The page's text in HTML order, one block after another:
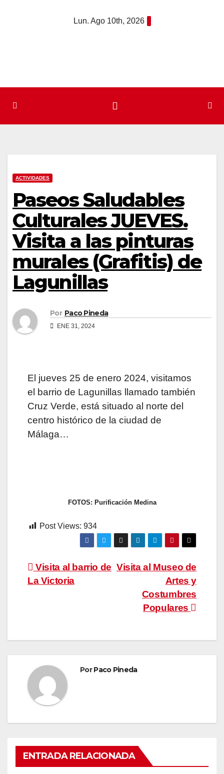
Lun. Ago 10th, 2026
ACTIVIDADES
Paseos Saludables
Culturales JUEVES.
Visita a las pinturas
murales (Grafitis) de
Lagunillas
Por Paco Pineda
ENE 31, 2024
El jueves 25 de enero 2024, visitamos
el barrio de Lagunillas llamado también
Cruz Verde, está situado al norte del
centro histórico de la ciudad de
Málaga…
FOTOS: Purificación Medina
Post Views: 934
Navegación
de
Visita al Museo de
Artes y
Costumbres
Populares
Visita al barrio de
La Victoria
PorPaco Pineda
ENTRADA RELACIONADA